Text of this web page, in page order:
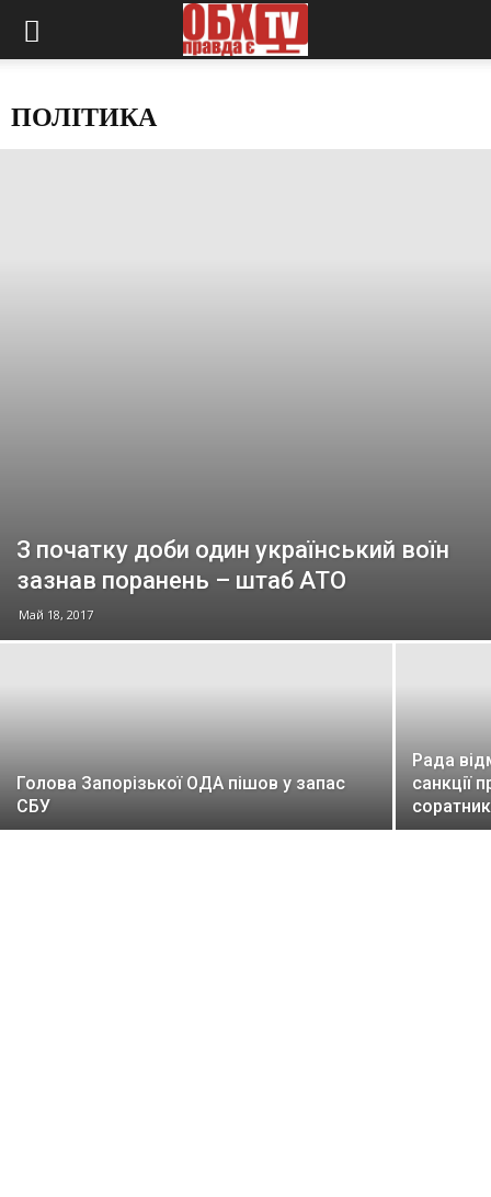
ПОЛІТИКА
З початку доби один український воїн
зазнав поранень – штаб АТО
Май 18, 2017
Голова Запорізької ОДА пішов у запас
СБУ
Рада
санкції